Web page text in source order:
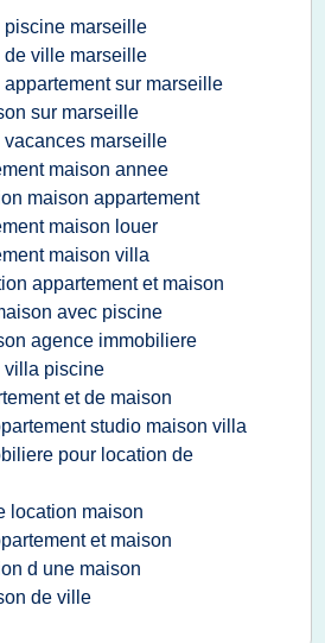
piscine marseille
de ville marseille
appartement sur marseille
sur marseille
vacances marseille
maison annee
maison appartement
maison louer
maison villa
appartement et maison
avec piscine
agence immobiliere
villa piscine
et de maison
studio maison villa
pour location de
location maison
et maison
d une maison
de ville